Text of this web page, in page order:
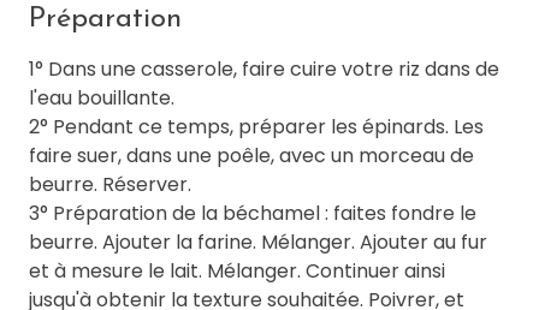
Préparation
1° Dans une casserole, faire cuire votre riz dans de
l'eau bouillante.
2° Pendant ce temps, préparer les épinards. Les
faire suer, dans une poêle, avec un morceau de
beurre. Réserver.
3° Préparation de la béchamel : faites fondre le
beurre. Ajouter la farine. Mélanger. Ajouter au fur
et à mesure le lait. Mélanger. Continuer ainsi
jusqu'à obtenir la texture souhaitée. Poivrer, et